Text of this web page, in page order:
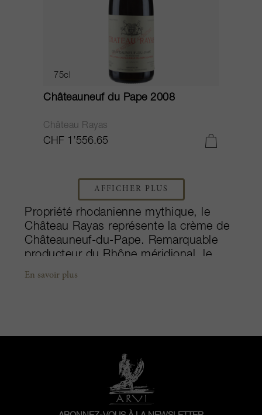
75cl
Châteauneuf du Pape 2008
Château Rayas
CHF 1’556.65
AFFICHER PLUS
Propriété rhodanienne mythique, le
Château Rayas représente la crème de
Châteauneuf-du-Pape. Remarquable
producteur du Rhône méridional, le
château est antérieur à ses plus
anciennes vignes car son histoire
propriété et la commercialisation des
vins du domaine, faits rares à l’époque.
Depuis, le domaine est resté familial,
dirigé à présent par le tandem père-fils
Emmanuel et Louis Damien, quatrième
et cinquième générations. Les Reynaud
En savoir plus